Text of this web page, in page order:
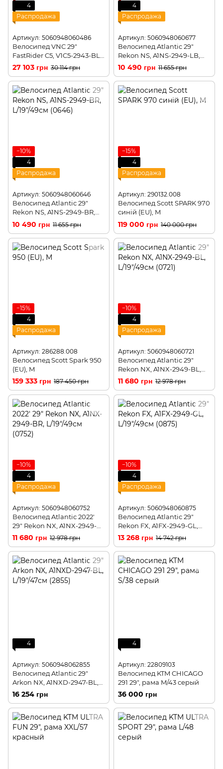
4
Распродажа
Артикул: 5060948060486
Велосипед VNC 29"
FastRider C5, V1C5-2943-BL,
43см (0486)
27 103 грн 30 114 грн
4
Распродажа
Артикул: 5060948060677
Велосипед Atlantic 29"
Rekon NS, A1NS-2949-LB,
L/19"/49см (0677)
10 490 грн 11 655 грн
−10%
4
Распродажа
Артикул: 5060948060646
Велосипед Atlantic 29"
Rekon NS, A1NS-2949-BR,
L/19"/49см (0646)
10 490 грн 11 655 грн
−15%
4
Распродажа
Артикул: 290132.008
Велосипед Scott SPARK 970
синій (EU), M
119 000 грн 140 000 грн
−15%
4
Распродажа
Артикул: 286288.008
Велосипед Scott Spark 950
(EU), M
159 333 грн 187 450 грн
−10%
4
Распродажа
Артикул: 5060948060721
Велосипед Atlantic 29"
Rekon NX, A1NX-2949-BL,
L/19"/49см (0721)
11 680 грн 12 978 грн
−10%
4
Распродажа
Артикул: 5060948060752
Велосипед Atlantic 2022'
29" Rekon NX, A1NX-2949-
BR, L/19"/49см (0752)
11 680 грн 12 978 грн
−10%
4
Распродажа
Артикул: 5060948060875
Велосипед Atlantic 29"
Rekon FX, A1FX-2949-GL,
L/19"/49см (0875)
13 268 грн 14 742 грн
4
Артикул: 5060948062855
Велосипед Atlantic 29"
Arkon NX, A1NXD-2947-BL,
L/19"/47см (2855)
16 254 грн
4
Артикул: 22809103
Велосипед KTM CHICAGO
291 29", рама M/43 серый
36 000 грн